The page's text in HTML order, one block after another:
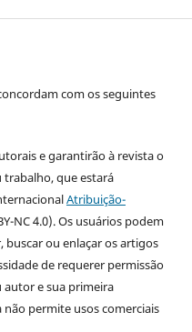
com os seguintes
e garantirão à revista o
trabalho, que estará
Atribuição-
NC 4.0). Os usuários podem
ou enlaçar os artigos
de requerer permissão
autor e sua primeira
não permite usos comerciais